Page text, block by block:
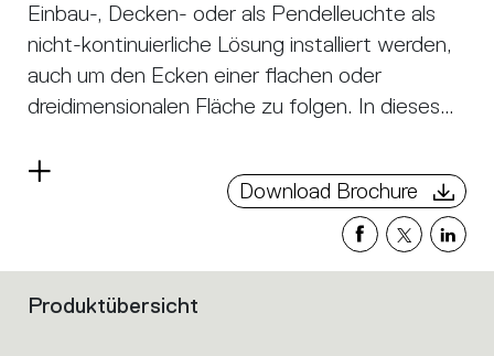
Einbau-, Decken- oder als Pendelleuchte als
nicht-kontinuierliche Lösung installiert werden,
auch um den Ecken einer flachen oder
dreidimensionalen Fläche zu folgen. In dieses
ein: diffuses Licht, Sharp- Lichtleiter mit drei
Öffnungen oder eine intelligente
Magnetschiene. A.24 wird dadurch nicht nur
zum flexiblen System, sondern zur offenen
Read
Download Brochure
Filters
Produktübersicht